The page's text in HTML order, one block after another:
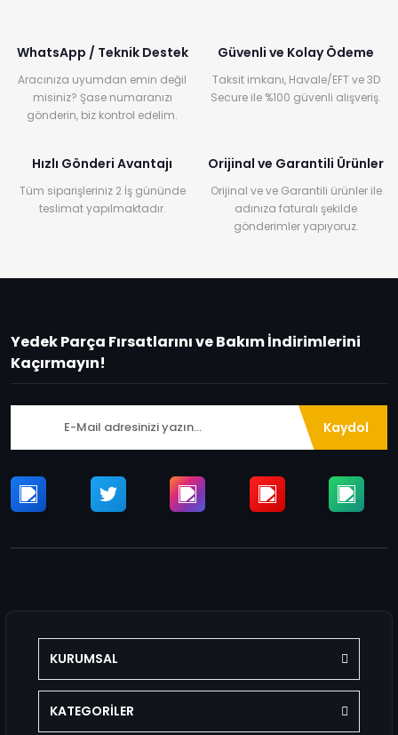
WhatsApp / Teknik Destek
Aracınıza uyumdan emin değil
misiniz? Şase numaranızı
gönderin, biz kontrol edelim.
Güvenli ve Kolay Ödeme
Taksit imkanı, Havale/EFT ve 3D
Secure ile %100 güvenli alışveriş.
Hızlı Gönderi Avantajı
Tüm siparişleriniz 2 İş gününde
teslimat yapılmaktadır.
Orijinal ve Garantili Ürünler
Orijinal ve ve Garantili ürünler ile
adınıza faturalı şekilde
gönderimler yapıyoruz.
Yedek Parça Fırsatlarını ve Bakım İndirimlerini
Kaçırmayın!
Kaydol
KURUMSAL
KATEGORİLER